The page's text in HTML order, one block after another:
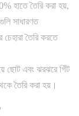
হাতে তৈরি করা হয়,
সাধারণত
তৈরি করতে
ছোট এবং ঝরঝরে গিঁট
তৈরি করা হয়।